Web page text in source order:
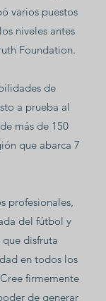
varios puestos
niveles antes
Foundation.
de
a prueba al
más de 150
que abarca 7
profesionales,
del fútbol y
disfruta
en todos los
firmemente
de generar